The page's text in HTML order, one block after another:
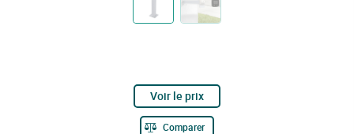
Voir le prix
Comparer